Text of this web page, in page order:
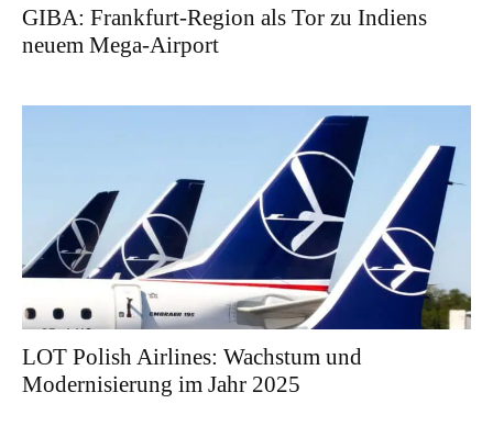
GIBA: Frankfurt-Region als Tor zu Indiens
neuem Mega-Airport
LOT Polish Airlines: Wachstum und
Modernisierung im Jahr 2025